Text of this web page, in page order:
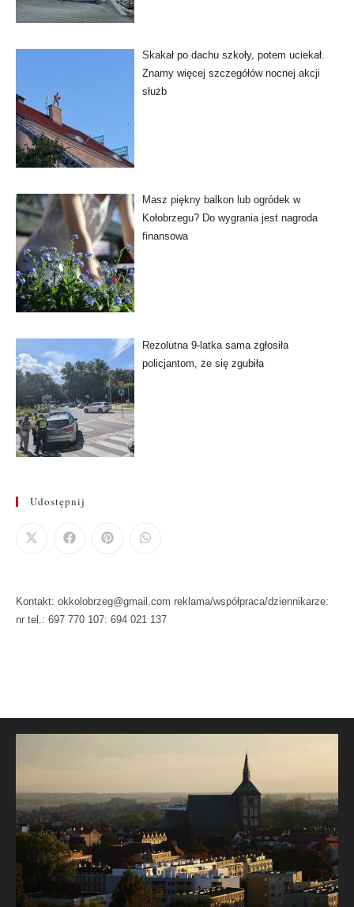
Skakał po dachu szkoły, potem uciekał.
Znamy więcej szczegółów nocnej akcji
służb
Masz piękny balkon lub ogródek w
Kołobrzegu? Do wygrania jest nagroda
finansowa
Rezolutna 9-latka sama zgłosiła
policjantom, że się zgubiła
Udostępnij
Kontakt: okkolobrzeg@gmail.com reklama/współpraca/dziennikarze:
nr tel.: 697 770 107: 694 021 137